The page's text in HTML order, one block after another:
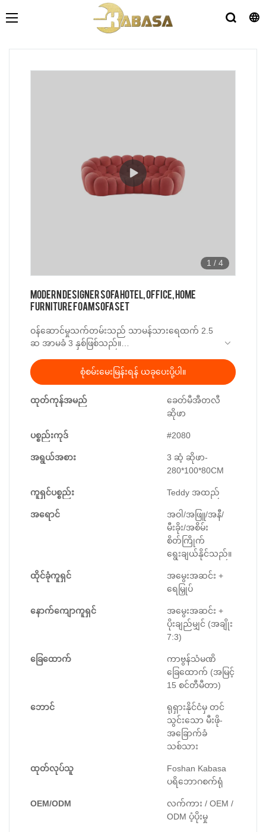
1 / 4
Modern Designer Sofa Hotel, Office, Home
Furniture Foam Sofa Set
ဝန်ဆောင်မှုသက်တမ်းသည် သာမန်သားရေထက် 2.5
ဆ အာမခံ 3 နှစ်ဖြစ်သည်။
ပစ္စည်း
ဘောင်- ရုရှားနိုင်ငံမှတင်သွင်းသော Larch သစ်
ဖြည့်ခြင်း- သိပ်သည်းဆမြင့်သော ရေမြှုပ်
အထည်
အရွယ်အစား- 3 ယောက်စာဆိုဖာ- 280*100*80
စုံစမ်းမေးမြန်းရန် ယခုပေးပို့ပါ။
ထုတ်ကုန်အမည်
ခေတ်မီအီတလီ
ဆိုဖာ
ပစ္စည်းကုဒ် #2080
အရွယ်အစား
3 ဆံ့ ဆိုဖာ-
280*100*80CM
ကူရှင်ပစ္စည်း Teddy အထည်
အရောင်
အဝါ/အဖြူ/အနီ/
မီးခိုး/အစိမ်း
စိတ်ကြိုက်
ရွေးချယ်နိုင်သည်။
ထိုင်ခုံကူရှင်
အမွေးအဆင်း +
ရေမြှုပ်
နောက်ကျောကူရှင်
အမွေးအဆင်း +
ပိုးချည်မျှင် (အချိုး
7:3)
ခြေထောက်
ကာဗွန်သံမဏိ
ခြေထောက် (အမြင့်
15 စင်တီမီတာ)
ဘောင်
ရုရှားနိုင်ငံမှ တင်
သွင်းသော မီးဖို-
အခြောက်ခံ
သစ်သား
ထုတ်လုပ်သူ
Foshan Kabasa
ပရိဘောဂစက်ရုံ
OEM/ODM
လက်ကား / OEM /
ODM ပံ့ပိုးမှု